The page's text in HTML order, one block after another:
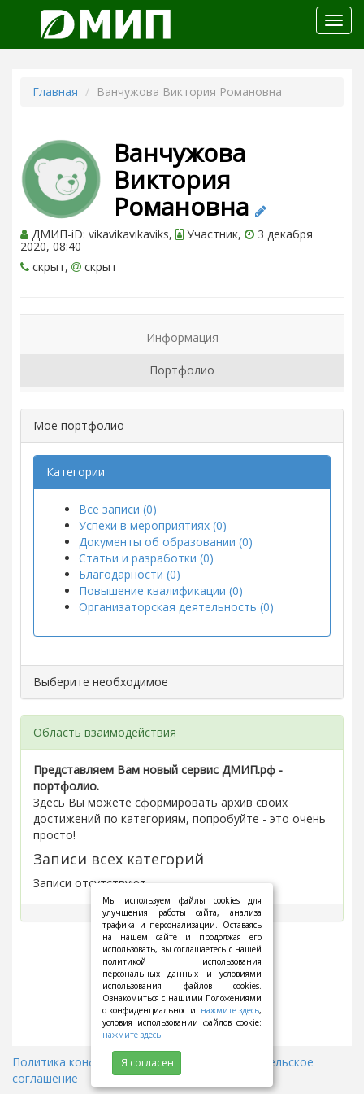
меню
Главная Ванчужова Виктория Романовна
Ванчужова
Виктория
Романовна
ДМИП-iD: vikavikavikaviks, Участник, 3 декабря
2020, 08:40
скрыт,
скрыт
Информация
Портфолио
Моё портфолио
Категории
Все записи (0)
Успехи в мероприятиях (0)
Документы об образовании (0)
Статьи и разработки (0)
Благодарности (0)
Повышение квалификации (0)
Организаторская деятельность (0)
Выберите необходимое
Область взаимодействия
Представляем Вам новый сервис ДМИП.рф -
портфолио.
Здесь Вы можете сформировать архив своих
достижений по категориям, попробуйте - это очень
просто!
Записи всех категорий
Записи отсутствуют.
Политика конфиденциальности
Пользовательское
соглашение
Мы используем файлы cookies для
улучшения работы сайта, анализа
трафика и персонализации. Оставаясь
на нашем сайте и продолжая его
использовать, вы соглашаетесь с нашей
политикой использования
персональных данных и условиями
использования файлов cookies.
Ознакомиться с нашими Положениями
о конфиденциальности: нажмите здесь,
условия использовании файлов cookie:
нажмите здесь.
Я согласен